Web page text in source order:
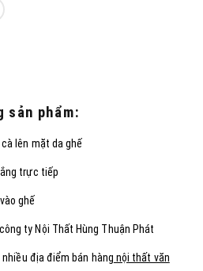
sản phẩm:
lên mặt da ghế
trực tiếp
ghế
ty Nội Thất Hùng Thuận Phát
địa điểm bán hàng nội thất văn